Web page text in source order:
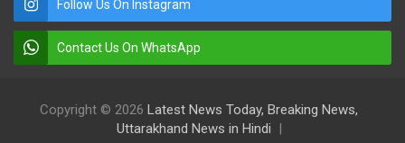
Follow Us On Instagram
Contact Us On WhatsApp
Copyright © 2026 Latest News Today, Breaking News,
Uttarakhand News in Hindi